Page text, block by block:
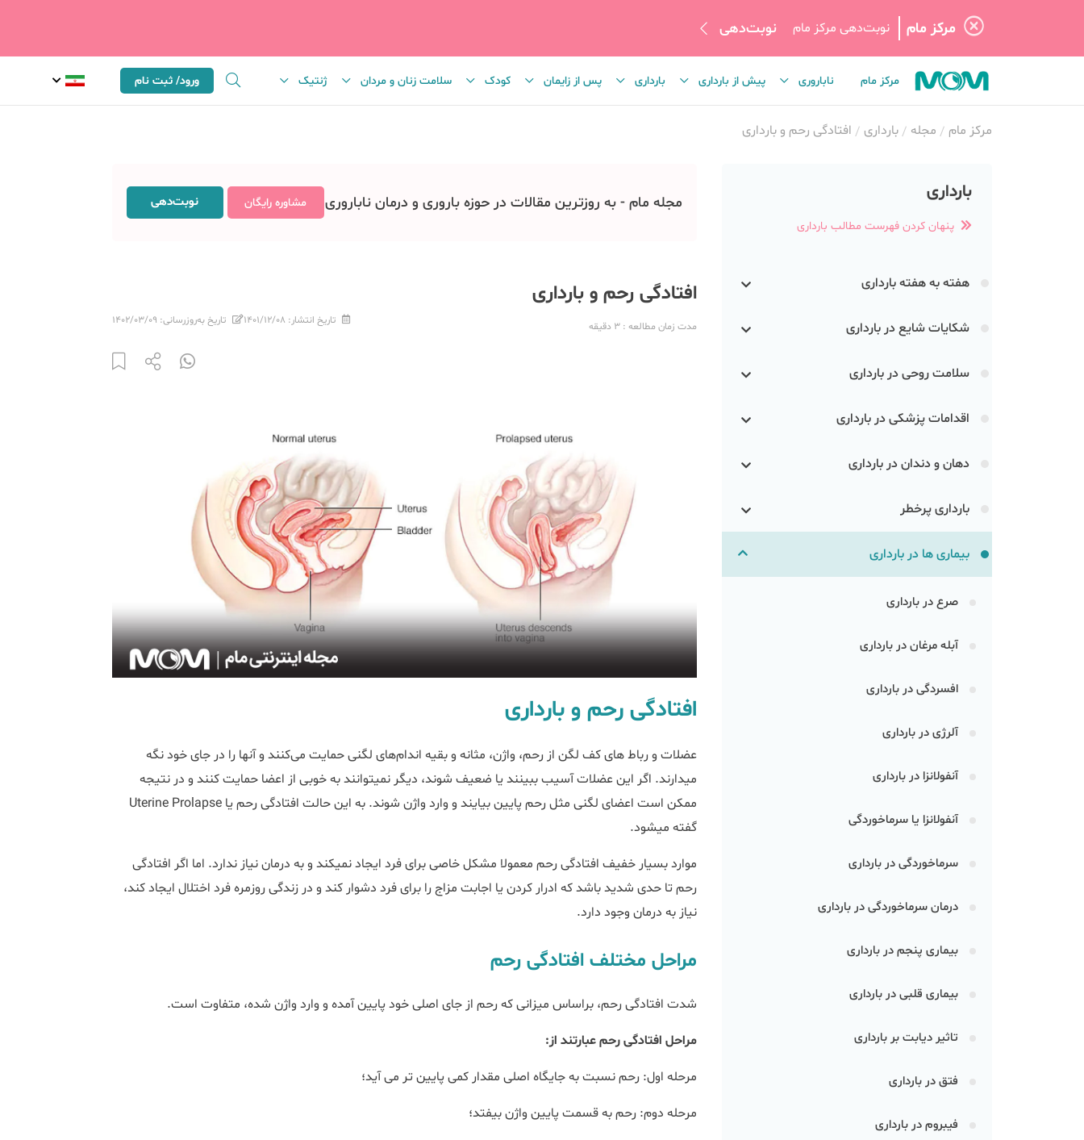
مرکز مام نوبت‌دهی مرکز مام نوبت‌دهی
مرکز مام ناباروری پیش از بارداری بارداری پس از زایمان کودک سلامت زنان و مردان ژنتیک ورود/ ثبت نام
مرکز مام مجله بارداری افتادگی رحم و بارداری
بارداری
پنهان کردن فهرست مطالب بارداری
هفته به هفته بارداری
شکایات شایع در بارداری
سلامت روحی در بارداری
اقدامات پزشکی در بارداری
دهان و دندان در بارداری
بارداری پرخطر
بیماری ها در بارداری
صرع در بارداری
آبله مرغان در بارداری
افسردگی در بارداری
آلرژی در بارداری
آنفولانزا در بارداری
آنفولانزا یا سرماخوردگی
سرماخوردگی در بارداری
درمان سرماخوردگی در بارداری
بیماری پنجم در بارداری
بیماری قلبی در بارداری
تاثیر دیابت بر بارداری
فتق در بارداری
فیبروم در بارداری
مجله مام - به روزترین مقالات در حوزه باروری و درمان ناباروری مشاوره رایگان نوبت‌دهی
افتادگی رحم و بارداری
مدت زمان مطالعه: 3 دقیقه تاریخ انتشار: ۱۴۰۱/۱۲/۰۸ تاریخ به‌روزرسانی: ۱۴۰۲/۰۳/۰۹
افتادگی رحم و بارداری
عضلات و رباط ‎های کف لگن از رحم، واژن، مثانه و بقیه اندام‌های لگنی حمایت می‌کنند و آن‎ها را در جای خود نگه
می‎دارند. اگر این عضلات آسیب ببینند یا ضعیف شوند، دیگر نمی‎توانند به خوبی از اعضا حمایت کنند و در نتیجه
ممکن است اعضای لگنی مثل رحم پایین بیایند و وارد واژن شوند. به این حالت افتادگی رحم یا Uterine Prolapse
گفته می‏شود.
موارد بسیار خفیف افتادگی رحم معمولا مشکل خاصی برای فرد ایجاد نمی‎کند و به درمان نیاز ندارد. اما اگر افتادگی
رحم تا حدی شدید باشد که ادرار کردن یا اجابت مزاج را برای فرد دشوار کند و در زندگی روزمره فرد اختلال ایجاد کند،
نیاز به درمان وجود دارد.
مراحل مختلف افتادگی رحم
شدت افتادگی رحم، براساس میزانی که رحم از جای اصلی خود پایین آمده و وارد واژن شده، متفاوت است.
مراحل افتادگی رحم عبارتند از:
مرحله اول: رحم نسبت به جایگاه اصلی مقدار کمی پایین تر می آید؛
مرحله دوم: رحم به قسمت پایین واژن بیفتد؛